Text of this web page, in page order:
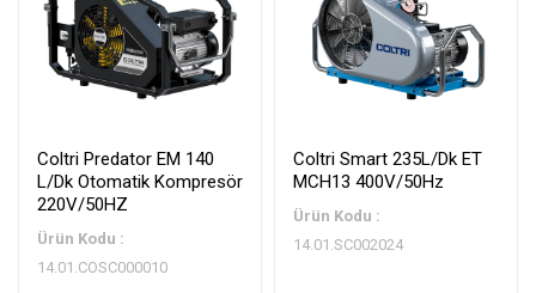
Coltri Predator EM 140
L/Dk Otomatik Kompresör
220V/50HZ
Ürün Kodu :
14.01.COSC000010
Coltri Smart 235L/Dk ET
MCH13 400V/50Hz
Ürün Kodu :
14.01.SC002024